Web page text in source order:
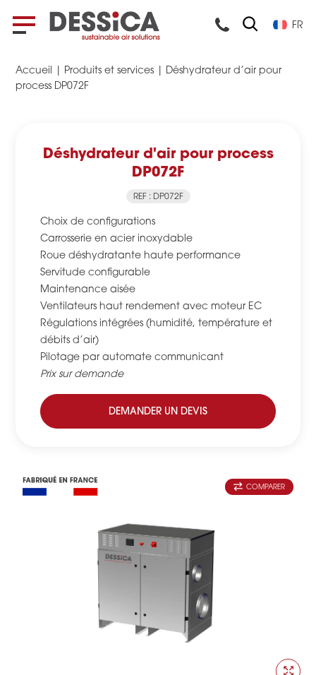
FR
Accueil Produits et services
Déshydrateur d’air pour
process DP072F
COMPARER
Déshydrateur d'air pour process
DP072F
REF : DP072F
Choix de configurations
Carrosserie en acier inoxydable
Roue déshydratante haute performance
Servitude configurable
Maintenance aisée
Ventilateurs haut rendement avec moteur EC
Régulations intégrées (humidité, température et
débits d’air)
Pilotage par automate communicant
Prix sur demande
DEMANDER UN DEVIS